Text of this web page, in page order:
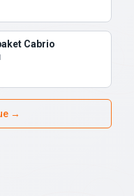
Cabrio
→